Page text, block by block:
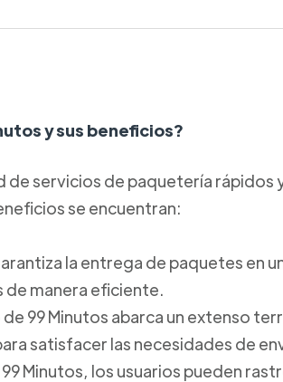
y sus beneficios?
de servicios de paquetería rápidos
se encuentran:
la entrega de paquetes en
de manera eficiente.
99 Minutos abarca un extenso
satisfacer las necesidades de
Minutos, los usuarios pueden